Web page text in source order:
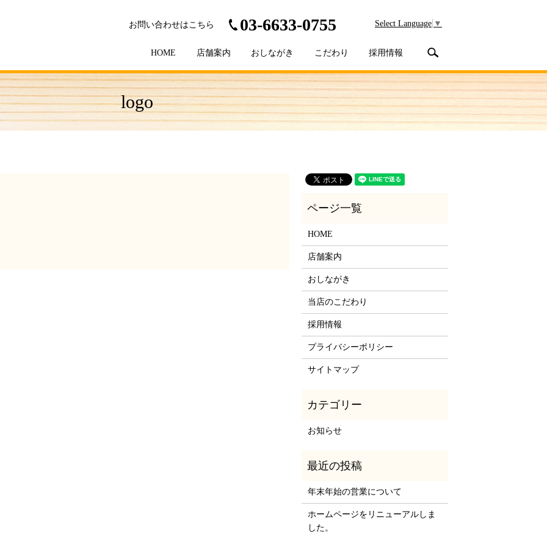
お問い合わせはこちら 03-6633-0755 Select Language ▼
HOME 店舗案内 おしながき こだわり 採用情報
logo
HOME
店舗案内
おしながき
当店のこだわり
採用情報
プライバシーポリシー
サイトマップ
お知らせ
年末年始の営業について
ホームページをリニューアルしま
した。